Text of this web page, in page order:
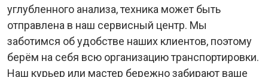
углубленного анализа, техника может быть
отправлена в наш сервисный центр. Мы
заботимся об удобстве наших клиентов, поэтому
берём на себя всю организацию транспортировки.
Наш курьер или мастер бережно забирают ваше